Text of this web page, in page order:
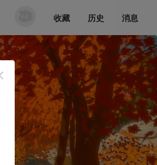
收藏 历史 消息